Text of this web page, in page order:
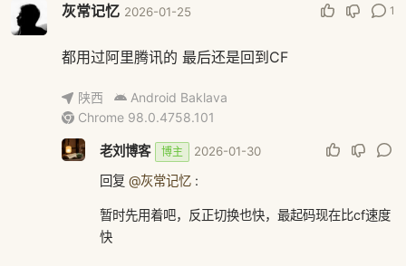
灰常记忆 2026-01-25 1
都用过阿里腾讯的 最后还是回到CF
陕西
Android Baklava
Chrome 98.0.4758.101
老刘博客 博主 2026-01-30
回复 @灰常记忆:
暂时先用着吧，反正切换也快，最起码现在比cf速度
快